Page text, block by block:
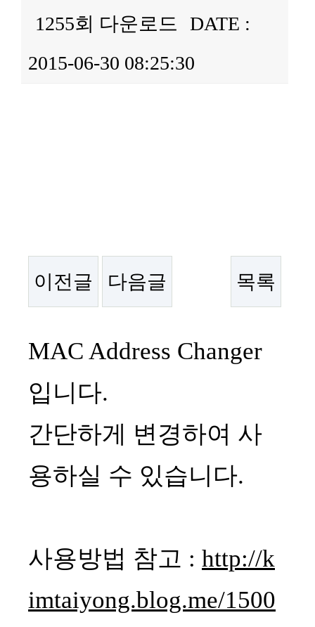
1255회 다운로드
DATE :
2015-06-30 08:25:30
이전글 다음글 목록
본문
MAC Address Changer
입니다.
간단하게 변경하여 사
용하실 수 있습니다.
사용방법 참고 : http://k
imtaiyong.blog.me/1500